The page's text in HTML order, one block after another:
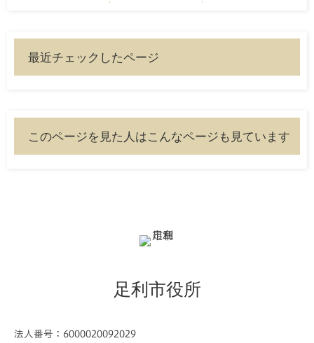
最近チェックしたページ
このページを見た人はこんなページも見ています
足利市役所
法人番号：6000020092029